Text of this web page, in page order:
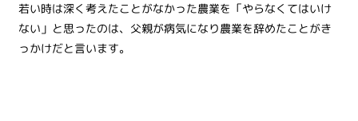
若い時は深く考えたことがなかった農業を「やらなくてはいけ
ない」と思ったのは、父親が病気になり農業を辞めたことがき
っかけだと言います。